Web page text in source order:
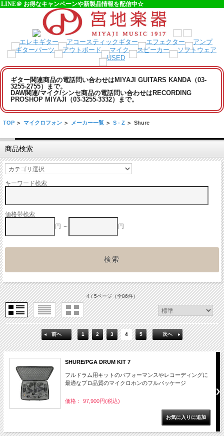
LINE＠ お得なキャンペーンや新製品情報を配信中☆
ギター関連商品の電話問い合わせはMIYAJI GUITARS KANDA（03-
3255-2755）まで。
DAW関連/マイク/シンセ商品の電話問い合わせはRECORDING
PROSHOP MIYAJI（03-3255-3332）まで。
TOP > マイクロフォン > メーカー一覧 > S - Z > Shure
商品検索
キーワード検索
価格帯検索
円 ～
円
4 / 5ページ（全86件）
前へ 1 2 3 4 5 次へ
SHURE/PGA DRUM KIT 7
フルドラム用キットのパフォーマンスやレコーディングに
最適なプロ品質のマイクロホンのフルパッケージ
価格： 97,900円(税込)